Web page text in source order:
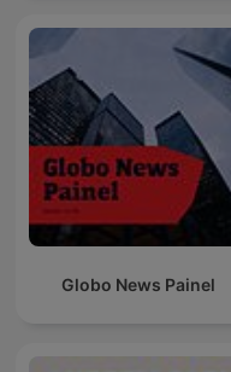
Globo News Painel